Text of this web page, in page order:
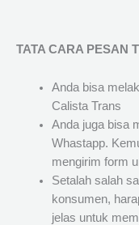
TATA CARA PESAN
Anda bisa
Calista Trans
Anda juga bisa
Whastapp.
mengirim form
Setalah salah
konsumen,
jelas untuk